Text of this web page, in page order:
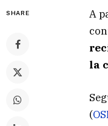
SHARE
A
la
(